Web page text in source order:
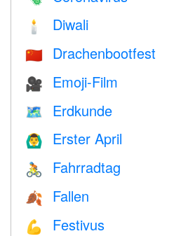
🕯 Diwali
🇨🇳 Drachenbootfest
🎥 Emoji-Film
🗺 Erdkunde
🙆‍♂️ Erster April
🚴 Fahrradtag
🍂 Fallen
💪 Festivus